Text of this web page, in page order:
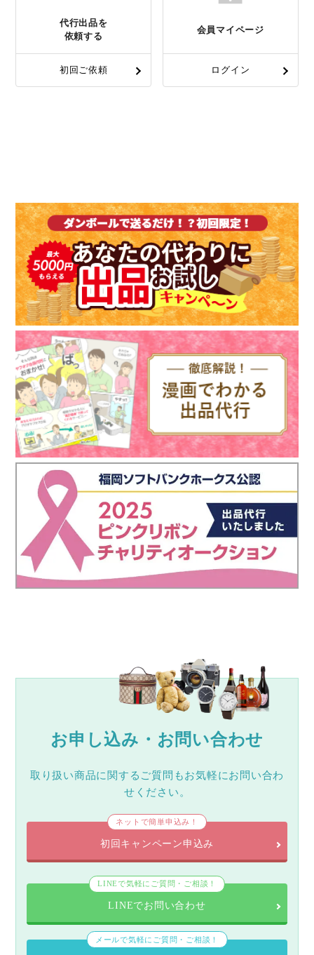
代行出品を
依頼する
初回ご依頼
会員マイページ
ログイン
お申し込み・お問い合わせ
取り扱い商品に関するご質問もお気軽にお問い合わ
せください。
ネットで簡単申込み！
初回キャンペーン申込み
LINEで気軽にご質問・ご相談！
LINEでお問い合わせ
メールで気軽にご質問・ご相談！